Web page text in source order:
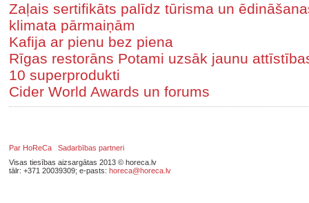
Zaļais sertifikāts palīdz tūrisma un
klimata pārmaiņām
Kafija ar pienu bez piena
Rīgas restorāns Potami uzsāk jaunu
10 superprodukti
Cider World Awards un forums
Par HoReCa
Sadarbības partneri
Visas tiesības aizsargātas 2013 © horeca.lv
tālr: +371 20039309; e-pasts: horeca@horeca.lv